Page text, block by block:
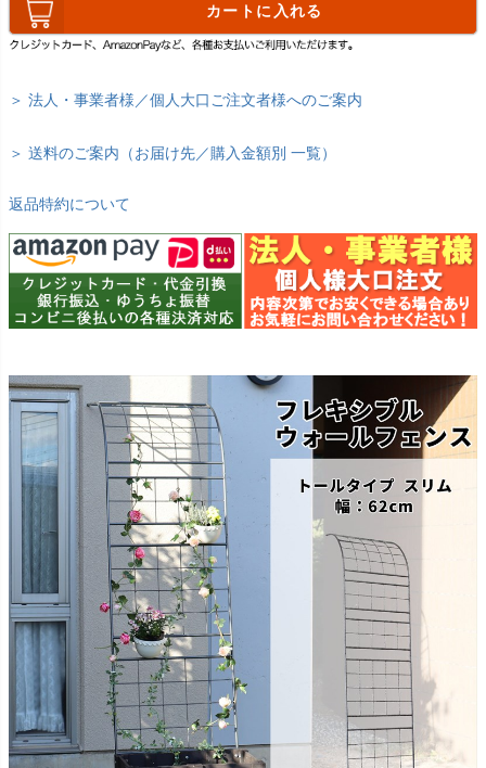
カートに入れる
＞ 法人・事業者様／個人大口ご注文者様へのご案内
＞ 送料のご案内（お届け先／購入金額別 一覧）
返品特約について